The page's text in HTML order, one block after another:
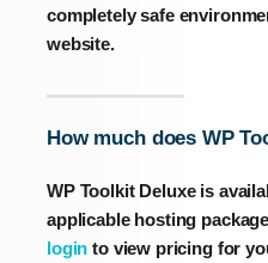
completely safe
website.
How much does WP
WP Toolkit Deluxe is
applicable hosting
login to view pricing for